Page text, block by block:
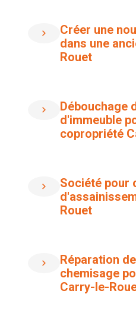
Créer une
dans une
Rouet
Débouchage
d'immeuble
copropriété
Société pour
Rouet
Réparation
chemisage
Carry-le-